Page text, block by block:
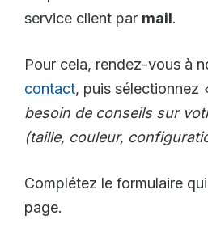
service client par mail.
Pour cela, rendez-vous à
contact, puis sélectionnez
besoin de conseils sur
(taille, couleur,
Complétez le formulaire
page.